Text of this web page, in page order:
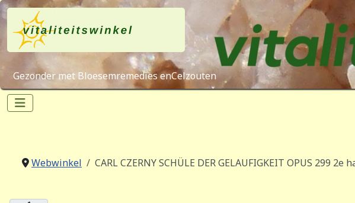
Gezonder met Bloesemremedies enCelzouten
Webwinkel CARL CZERNY SCHÜLE DER GELAUFIGKEIT OPUS 299 2e